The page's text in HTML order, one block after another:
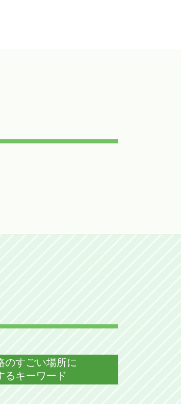
のすごい場所に
るキーワード
所 観光